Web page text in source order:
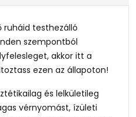
ruháid testhezálló
szempontból
akkor itt a
ezen az állapoton!
és lelkületileg
vérnyomást, ízületi